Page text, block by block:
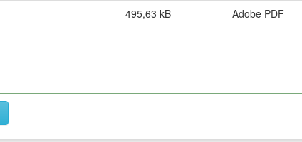
495,63 kB Adobe PDF